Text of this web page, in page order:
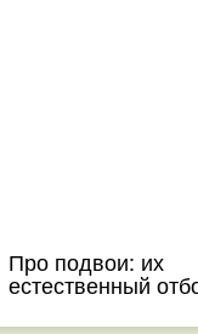
Про подвои: их
естественный